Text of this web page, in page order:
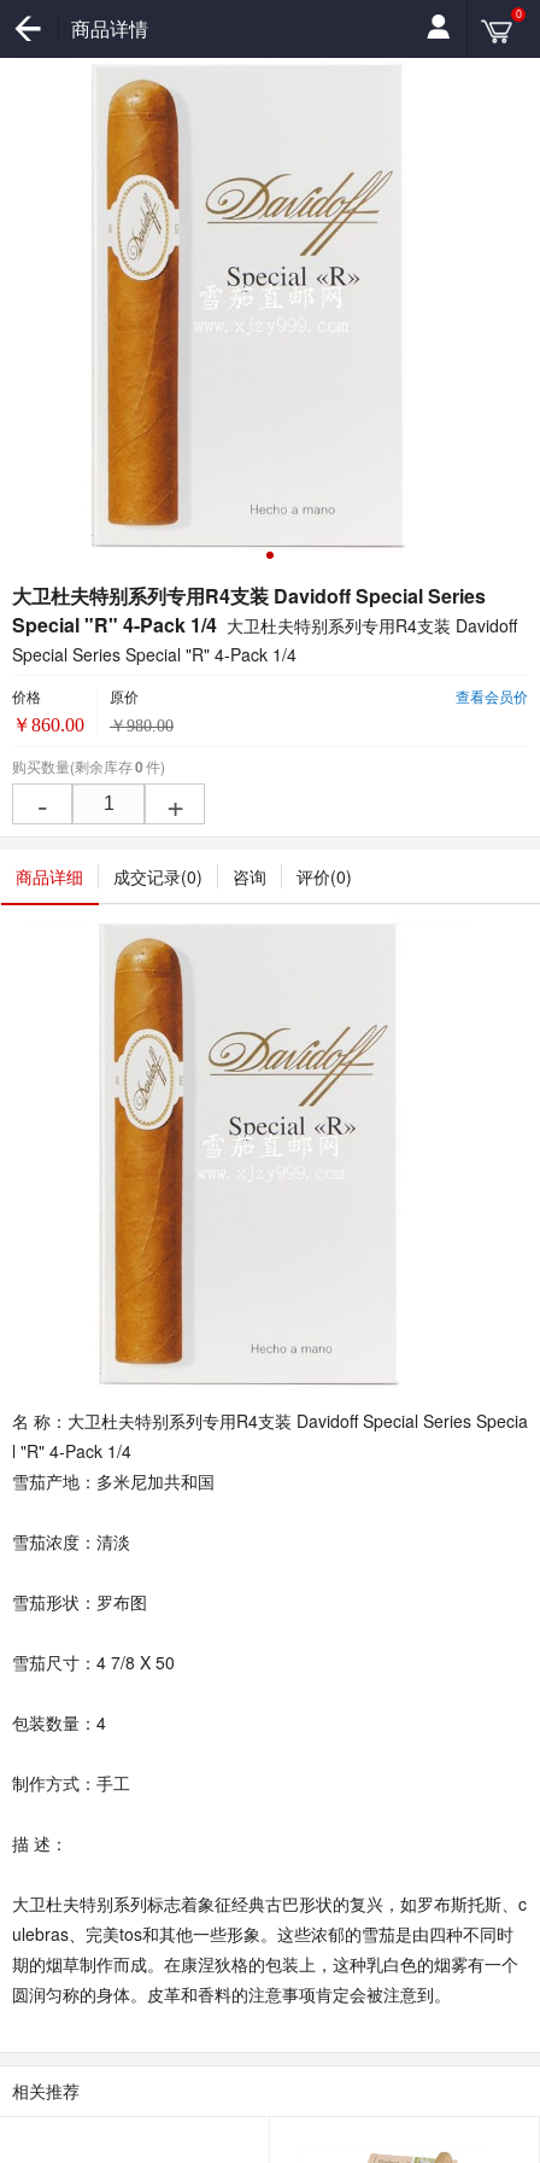
商品详情
0
大卫杜夫特别系列专用R4支装 Davidoff Special Series
Special "R" 4-Pack 1/4 大卫杜夫特别系列专用R4支装 Davidoff
Special Series Special "R" 4-Pack 1/4
查看会员价
价格
￥860.00
原价
￥980.00
购买数量(剩余库存0件)
- +
商品详细 成交记录(0) 咨询 评价(0)
名 称：大卫杜夫特别系列专用R4支装 Davidoff Special Series Specia
l "R" 4-Pack 1/4
雪茄产地：多米尼加共和国
雪茄浓度：清淡
雪茄形状：罗布图
雪茄尺寸：4 7/8 X 50
包装数量：4
制作方式：手工
描 述：
大卫杜夫特别系列标志着象征经典古巴形状的复兴，如罗布斯托斯、c
ulebras、完美tos和其他一些形象。这些浓郁的雪茄是由四种不同时
期的烟草制作而成。在康涅狄格的包装上，这种乳白色的烟雾有一个
圆润匀称的身体。皮革和香料的注意事项肯定会被注意到。
相关推荐